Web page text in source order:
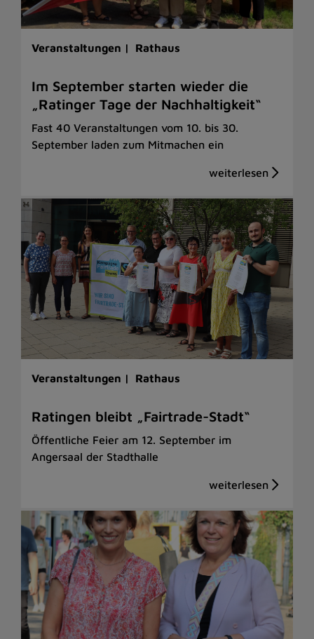
Veranstaltungen | Rathaus
Im September starten wieder die
„Ratinger Tage der Nachhaltigkeit“
Fast 40 Veranstaltungen vom 10. bis 30.
September laden zum Mitmachen ein
Veranstaltungen | Rathaus
Ratingen bleibt „Fairtrade-Stadt“
Öffentliche Feier am 12. September im
Angersaal der Stadthalle